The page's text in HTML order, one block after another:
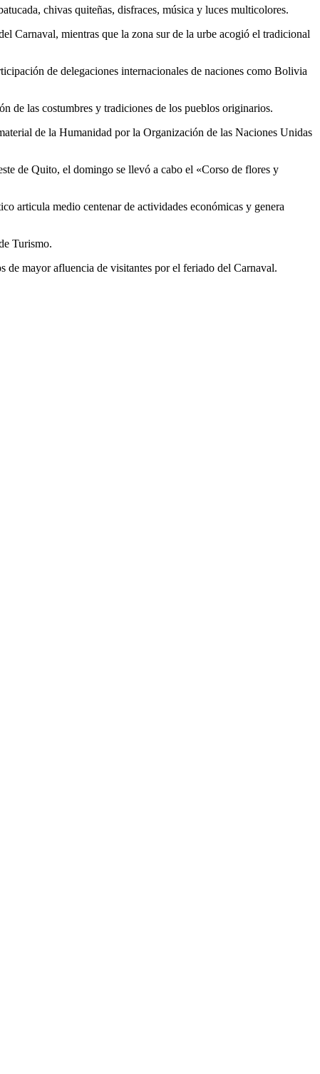
chivas quiteñas, disfraces, música y luces multicolores.
Carnaval, mientras que la zona sur de la urbe acogió el tradicional
de delegaciones internacionales de naciones como Bolivia
de las costumbres y tradiciones de los pueblos originarios.
de la Humanidad por la Organización de las Naciones Unidas
de Quito, el domingo se llevó a cabo el «Corso de flores y
articula medio centenar de actividades económicas y genera
Turismo.
de mayor afluencia de visitantes por el feriado del Carnaval.